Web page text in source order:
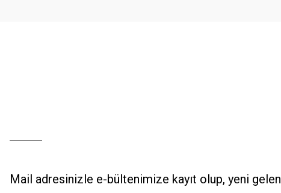
Mail adresinizle e-bültenimize kayıt olup, yeni gelen